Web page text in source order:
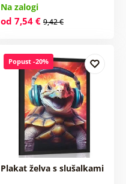
Na zalogi
od 7,54 € 9,42 €
Popust -20%
Plakat želva s slušalkami